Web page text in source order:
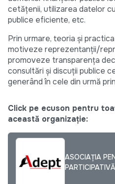
cetățenii, utilizarea datelor
publice eficiente, etc.
Prin urmare, teoria și
motiveze reprezentanții/
promoveze transparența
consultări și discuții publice
generând în cele din urmă
Click pe ecuson pentru
această organizație:
ASOCIAŢIA